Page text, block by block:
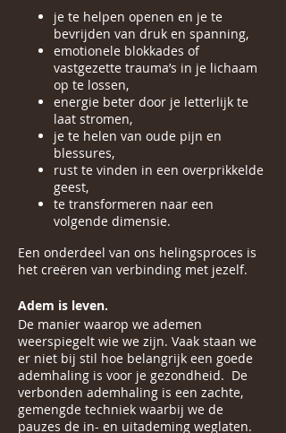
je te helpen openen en je te
bevrijden van druk en spanning,
emotionele blokkades of
vastgezette trauma’s in je lichaam
op te lossen,
energie beter door je letterlijk te
laat stromen,
je te helen van oude pijn en
blessures,
rust te vinden in een overprikkelde
geest,
te transformeren naar een
volgende dimensie.
Een onderdeel van ons helingsproces is
het creëren van verbinding met jezelf.
Adem is leven.
De manier waarop we ademen
weerspiegelt wie we zijn. Vaak staan we
er niet bij stil hoe belangrijk een goede
ademhaling is voor je gezondheid. De
verbonden ademhaling is een zachte,
gemengde techniek waarbij we de
pauzes de in- en uitademing weglaten.